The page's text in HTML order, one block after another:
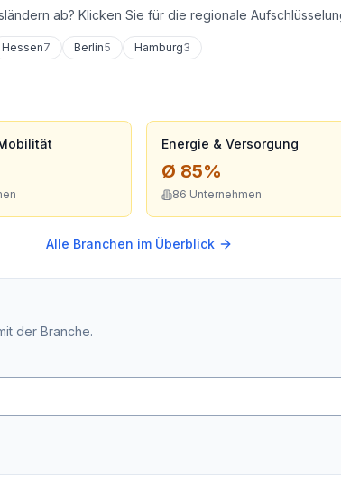
ab? Klicken Sie für die regionale
Hessen7 Berlin5 Hamburg3
Energie & Versorgung
Ø 85%
86 Unternehmen
Alle Branchen im Überblick
der Branche.